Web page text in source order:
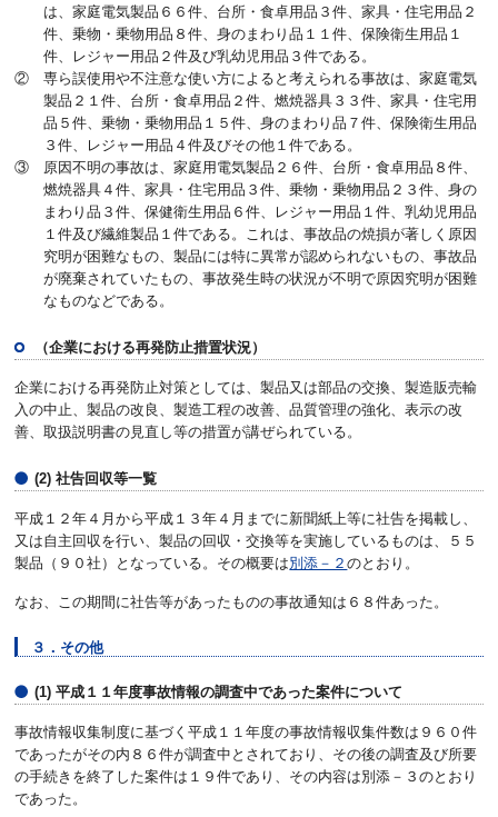
は、家庭電気製品６６件、台所・食卓用品３件、家具・住宅用品２
件、乗物・乗物用品８件、身のまわり品１１件、保険衛生用品１
件、レジャー用品２件及び乳幼児用品３件である。
② 専ら誤使用や不注意な使い方によると考えられる事故は、家庭電気
製品２１件、台所・食卓用品２件、燃焼器具３３件、家具・住宅用
品５件、乗物・乗物用品１５件、身のまわり品７件、保険衛生用品
３件、レジャー用品４件及びその他１件である。
③ 原因不明の事故は、家庭用電気製品２６件、台所・食卓用品８件、
燃焼器具４件、家具・住宅用品３件、乗物・乗物用品２３件、身の
まわり品３件、保健衛生用品６件、レジャー用品１件、乳幼児用品
１件及び繊維製品１件である。これは、事故品の焼損が著しく原因
究明が困難なもの、製品には特に異常が認められないもの、事故品
が廃棄されていたもの、事故発生時の状況が不明で原因究明が困難
なものなどである。
（企業における再発防止措置状況）
企業における再発防止対策としては、製品又は部品の交換、製造販売輸
入の中止、製品の改良、製造工程の改善、品質管理の強化、表示の改
善、取扱説明書の見直し等の措置が講ぜられている。
(2) 社告回収等一覧
平成１２年４月から平成１３年４月までに新聞紙上等に社告を掲載し、
又は自主回収を行い、製品の回収・交換等を実施しているものは、５５
製品（９０社）となっている。その概要は別添－２のとおり。
なお、この期間に社告等があったものの事故通知は６８件あった。
３．その他
(1) 平成１１年度事故情報の調査中であった案件について
事故情報収集制度に基づく平成１１年度の事故情報収集件数は９６０件
であったがその内８６件が調査中とされており、その後の調査及び所要
の手続きを終了した案件は１９件であり、その内容は別添－３のとおり
であった。